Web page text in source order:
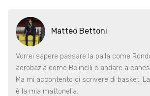
Matteo Bettoni
Vorrei sapere passare la palla come
acrobazia come Belinelli e andare a
Ma mi accontento di scrivere di basket.
è la mia mattonella.